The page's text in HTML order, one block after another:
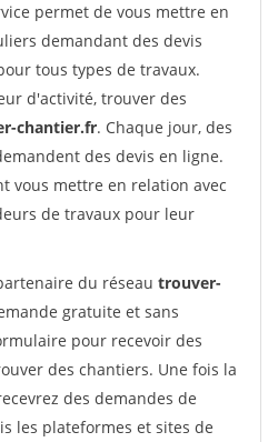
permet de vous mettre en
demandant des devis
tous types de travaux.
d'activité, trouver des
chantier.fr. Chaque jour, des
des devis en ligne.
vous mettre en relation avec
de travaux pour leur
du réseau trouver-
gratuite et sans
pour recevoir des
des chantiers. Une fois la
des demandes de
les plateformes et sites de